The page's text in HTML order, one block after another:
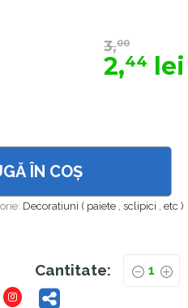
Decoratiuni ( paiete , sclipici , etc )
3,00
2,44 lei
ÎN COȘ
Cantitate: